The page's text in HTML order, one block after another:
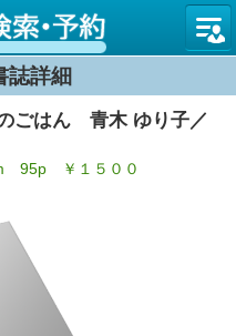
図書館
誌詳細
ごはん 青木 ゆり子／
￥１５００